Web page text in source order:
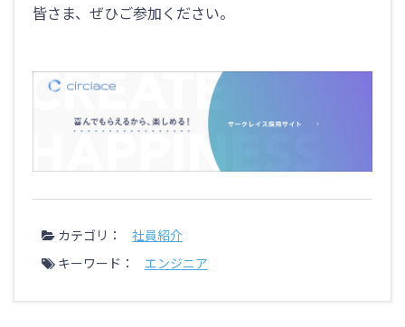
皆さま、ぜひご参加ください。
カテゴリ：
社員紹介
キーワード：
エンジニア